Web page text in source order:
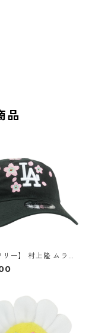
品
リー】 村上隆 ムラカ
×MLB World Tour To
2025 New Era 9T
30009618